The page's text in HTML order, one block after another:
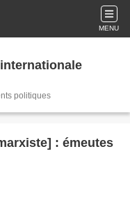
MENU
politiques
: émeutes